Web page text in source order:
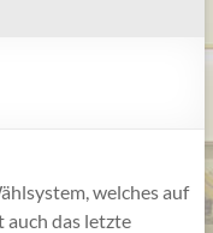
welches auf
auch das letzte